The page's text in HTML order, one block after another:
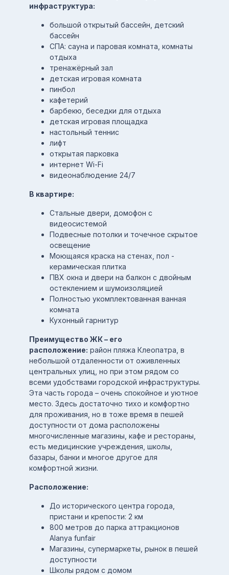
инфраструктура:
большой открытый бассейн, детский
бассейн
СПА: сауна и паровая комната, комнаты
отдыха
тренажёрный зал
детская игровая комната
пинбол
кафетерий
барбекю, беседки для отдыха
детская игровая площадка
настольный теннис
лифт
открытая парковка
интернет Wi-Fi
видеонаблюдение 24/7
В квартире:
Cтальные двери, домофон с
видеосистемой
Подвесные потолки и точечное скрытое
освещение
Моющаяся краска на стенах, пол -
керамическая плитка
ПВХ окна и двери на балкон с двойным
остеклением и шумоизоляцией
Полностью укомплектованная ванная
комната
Кухонный гарнитур
Преимущество ЖК – его
расположение: район пляжа Клеопатра, в
небольшой отдаленности от оживленных
центральных улиц, но при этом рядом со
всеми удобствами городской инфраструктуры.
Эта часть города – очень спокойное и уютное
место. Здесь достаточно тихо и комфортно
для проживания, но в тоже время в пешей
доступности от дома расположены
многочисленные магазины, кафе и рестораны,
есть медицинские учреждения, школы,
базары, банки и многое другое для
комфортной жизни.
Расположение:
До исторического центра города,
пристани и крепости: 2 км
800 метров до парка аттракционов
Alanya funfair
Магазины, супермаркеты, рынок в пешей
доступности
Школы рядом с домом